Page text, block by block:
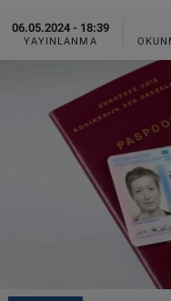
06.05.2024 - 18:39
YAYINLANMA
FOTO GALERİ
VIDEO GALERİ
ALGEMENE
CONTACT
Çerez Politikası